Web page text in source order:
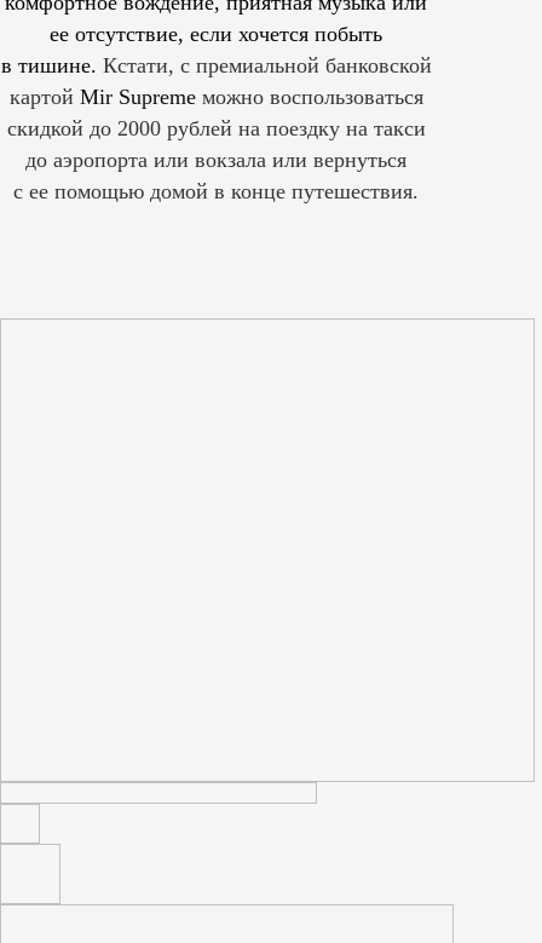
ее отсутствие, если хочется побыть
в тишине. Кстати, с премиальной банковской
картой Mir Supreme можно воспользоваться
скидкой до 2000 рублей на поездку на такси
до аэропорта или вокзала или вернуться
с ее помощью домой в конце путешествия.